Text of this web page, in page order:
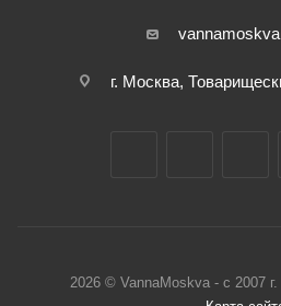
г. Москва,
2026 © VannaMoskva - с 2007